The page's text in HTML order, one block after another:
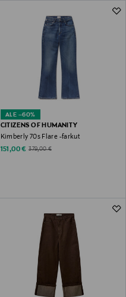
ALE –60%
CITIZENS OF HUMANITY
Kimberly 70s Flare -farkut
Discounted Price
151,00 € Original Price
379,00 €